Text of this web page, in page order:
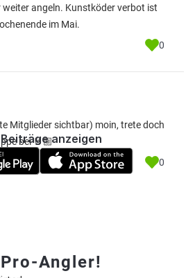
angeln. Kunstköder verbot ist
im Mai.
0
Mitglieder sichtbar) moin, trete doch
bei 🤘🏼
0
anzeigen
Angler!